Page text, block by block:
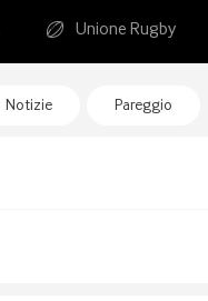
Unione Rugby
Notizie Pareggio